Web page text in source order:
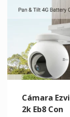
Cámara
2k Eb8 Con